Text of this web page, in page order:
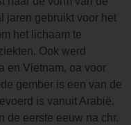
jaren gebruikt voor het
het lichaam te
Ook werd
en Vietnam, oa voor
gember is een van de
is vanuit Arabië.
de eerste eeuw na chr.